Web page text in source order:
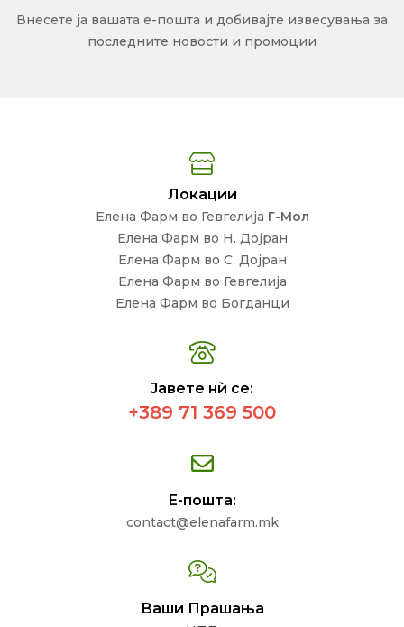
Внесете ја вашата е-пошта и добивајте извесувања за
последните новости и промоции
Локации
Елена Фарм во Гевгелија Г-Мол
Елена Фарм во Н. Дојран
Елена Фарм во С. Дојран
Елена Фарм во Гевгелија
Елена Фарм во Богданци
Јавете нѝ се:
+389 71 369 500
Е-пошта:
contact@elenafarm.mk
Ваши Прашања